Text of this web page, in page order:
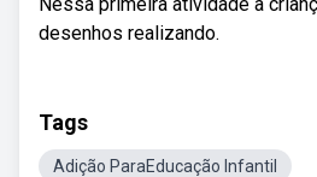
desenhos realizando.
Tags
Adição ParaEducação Infantil